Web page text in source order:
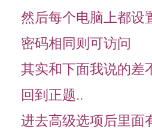
然后每个电脑上都设
密码相同则可访问
其实和下面我说的差
回到正题..
进去高级选项后里面